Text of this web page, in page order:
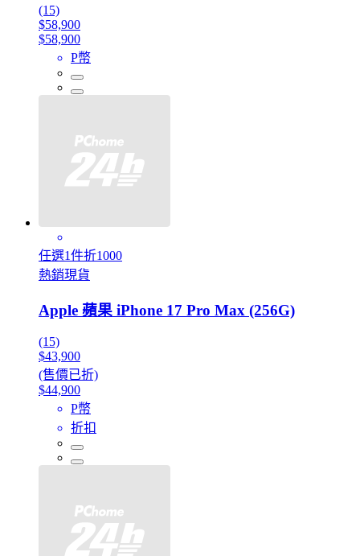
(15)
$58,900
$58,900
P幣
任選1件折1000
熱銷現貨
Apple 蘋果 iPhone 17 Pro Max (256G)
(15)
$43,900
(售價已折)
$44,900
P幣
折扣